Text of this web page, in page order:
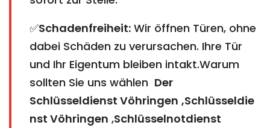
✅Schadenfreiheit: Wir öffnen Türen, ohne
dabei Schäden zu verursachen. Ihre Tür
und Ihr Eigentum bleiben intakt.Warum
sollten Sie uns wählen Der
Schlüsseldienst Vöhringen ,Schlüsseldie
nst Vöhringen ,Schlüsselnotdienst